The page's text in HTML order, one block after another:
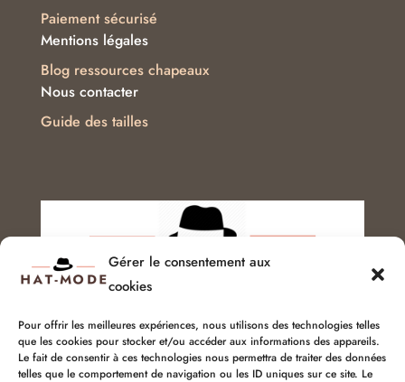
Gérer le consentement aux
cookies
Pour offrir les meilleures expériences, nous utilisons des technologies telles
que les cookies pour stocker et/ou accéder aux informations des appareils.
Le fait de consentir à ces technologies nous permettra de traiter des données
telles que le comportement de navigation ou les ID uniques sur ce site. Le
Mentions légales
Nous contacter
Paiement sécurisé
Blog ressources chapeaux
Guide des tailles
Service client :
06 51 04 04 85